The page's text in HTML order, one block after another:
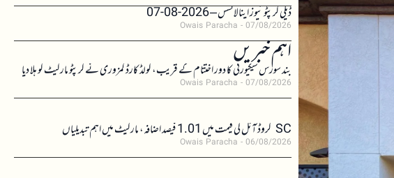
ڈیلی کرپٹو نیوز اینالائسس – 2026-08-07
Owais Paracha 07/08/2026
اہم خبریں
بند سورس سیکیورٹی کا دور اختتام کے قریب، کولڈ کارڈ کمزوری نے کرپٹو مارکیٹ کو ہلا دیا
Owais Paracha 07/08/2026
SC کروڈ آئل کی قیمت میں 1.01 فیصد اضافہ، مارکیٹ میں اہم تبدیلیاں
Owais Paracha 06/08/2026